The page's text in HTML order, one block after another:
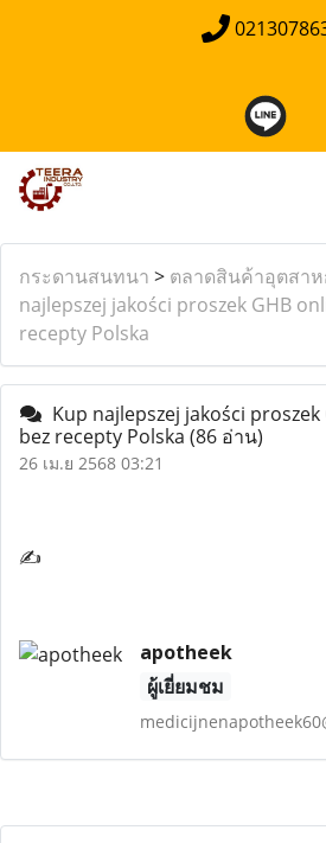
กระดานสนทนา > ตลาดสินค้าอุตสา
najlepszej jakości proszek GHB
recepty Polska
Kup najlepszej jakości
bez recepty Polska (86 อ่าน)
26 เม.ย 2568 03:21
✍
apotheek
ผู้เยี่ยมชม